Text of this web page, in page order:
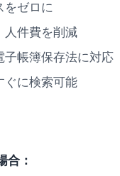
をゼロに
人件費を削減
子帳簿保存法に対応
ぐに検索可能
合：